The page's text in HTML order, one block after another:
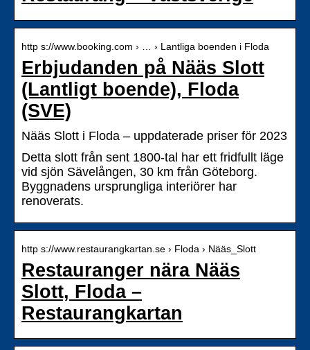
http s://www.booking.com › … › Lantliga boenden i Floda
Erbjudanden på Nääs Slott
(Lantligt boende), Floda
(SVE)
Nääs Slott i Floda – uppdaterade priser för 2023
Detta slott från sent 1800-tal har ett fridfullt läge
vid sjön Sävelången, 30 km från Göteborg.
Byggnadens ursprungliga interiörer har
renoverats.
http s://www.restaurangkartan.se › Floda › Nääs_Slott
Restauranger nära Nääs
Slott, Floda –
Restaurangkartan